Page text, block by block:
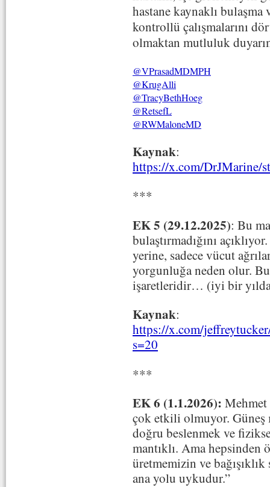
hastane kaynaklı
kontrollü çalışmalarını
olmaktan mutluluk
@VPrasadMDMPH
@KrugAlli
@TracyBethHoeg
@RetsefL
@RWMaloneMD
Kaynak:
https://x.com/DrJMarine/
***
EK 5 (29.12.2025): Bu
bulaştırmadığını
yerine, sadece vücut
yorgunluğa neden olur.
işaretleridir… (iyi bir
Kaynak:
https://x.com/
s=20
***
EK 6 (1.1.2026): Mehmet
çok etkili olmuyor. Güneş
doğru beslenmek ve
mantıklı. Ama
üretmemizin ve
ana yolu uykudur.”